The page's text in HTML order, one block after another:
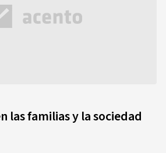
las familias y la sociedad